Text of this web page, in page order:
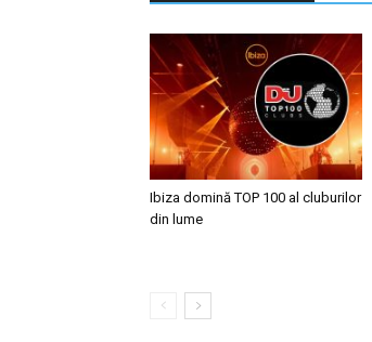
Ibiza domină TOP 100 al cluburilor
din lume